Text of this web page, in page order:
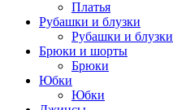
Платья
Рубашки и блузки
Рубашки и блузки
Брюки и шорты
Брюки
Юбки
Юбки